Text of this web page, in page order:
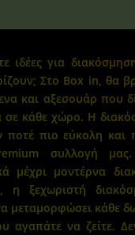
ιδέες για
Στο Box in, θα
και αξεσουάρ που
σε κάθε χώρο. Η
ποτέ πιο εύκολη και
συλλογή
μέχρι μοντέρνα
η ξεχωριστή
μεταμορφώσει κάθε
αγαπάτε να ζείτε.